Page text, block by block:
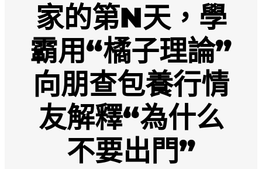
家的第N天，學
霸用“橘子理論”
向朋查包養行情
友解釋“為什么
不要出門”